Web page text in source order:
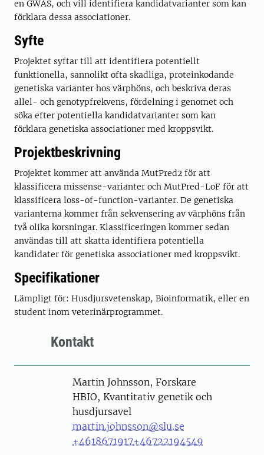
en GWAS, och vill identifiera kandidatvarianter som kan
förklara dessa associationer.
Syfte
Projektet syftar till att identifiera potentiellt
funktionella, sannolikt ofta skadliga, proteinkodande
genetiska varianter hos värphöns, och beskriva deras
allel- och genotypfrekvens, fördelning i genomet och
söka efter potentiella kandidatvarianter som kan
förklara genetiska associationer med kroppsvikt.
Projektbeskrivning
Projektet kommer att använda MutPred2 för att
klassificera missense-varianter och MutPred-LoF för att
klassificera loss-of-function-varianter. De genetiska
varianterna kommer från sekvensering av värphöns från
två olika korsningar. Klassificeringen kommer sedan
användas till att skatta identifiera potentiella
kandidater för genetiska associationer med kroppsvikt.
Specifikationer
Lämpligt för: Husdjursvetenskap, Bioinformatik, eller en
student inom veterinärprogrammet.
Kontakt
PersonMartin Johnsson, Forskare
HBIO, Kvantitativ genetik och
husdjursavel
martin.johnsson@slu.se
+4618671917+46722194549